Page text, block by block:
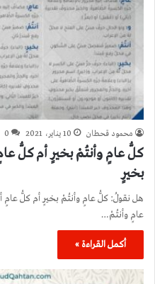
محمود قحطان 10 يناير، 2021 0
كلُّ عامٍ وأنتُمْ بخيرٍ أم كلُّ
بخيرٍ
هل نقولُ: كلُّ عامٍ وأنتُمْ بخيرٍ أم كلُّ عامٍ
عامٍ وأنتُمْ…
أكمل القراءة »